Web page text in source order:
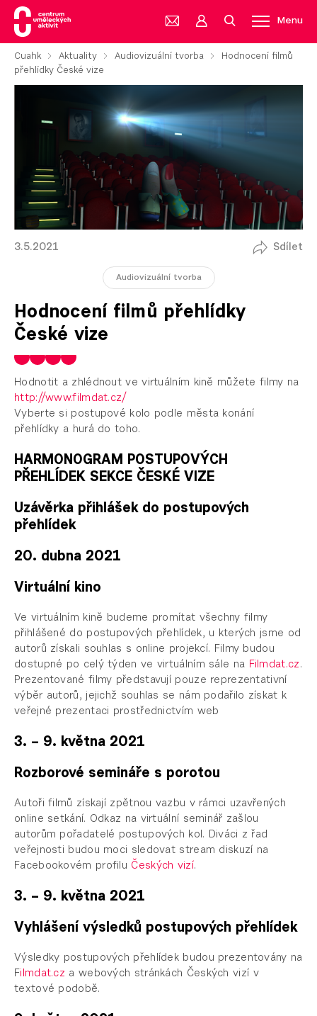
Menu
Cuahk Aktuality Audiovizuální tvorba
Hodnocení filmů
přehlídky České vize
3.5.2021 Sdílet
Audiovizuální tvorba
Hodnocení filmů přehlídky
České vize
Hodnotit a zhlédnout ve virtuálním kině můžete filmy na
http://www.filmdat.cz/
Vyberte si postupové kolo podle města konání
přehlídky a hurá do toho.
HARMONOGRAM POSTUPOVÝCH
PŘEHLÍDEK SEKCE ČESKÉ VIZE
Uzávěrka přihlášek do postupových
přehlídek
20. dubna 2021
Virtuální kino
Ve virtuálním kině budeme promítat všechny filmy
přihlášené do postupových přehlídek, u kterých jsme od
autorů získali souhlas s online projekcí. Filmy budou
dostupné po celý týden ve virtuálním sále na Filmdat.cz .
Prezentované filmy představují pouze reprezentativní
výběr autorů, jejichž souhlas se nám podařilo získat k
veřejné prezentaci prostřednictvím web
3. – 9. května 2021
Rozborové semináře s porotou
Autoři filmů získají zpětnou vazbu v rámci uzavřených
online setkání. Odkaz na virtuální seminář zašlou
autorům pořadatelé postupových kol. Diváci z řad
veřejnosti budou moci sledovat stream diskuzí na
Facebookovém profilu Českých vizí.
3. – 9. května 2021
Vyhlášení výsledků postupových přehlídek
Výsledky postupových přehlídek budou prezentovány na
Filmdat.cz a webových stránkách Českých vizí v
textové podobě.